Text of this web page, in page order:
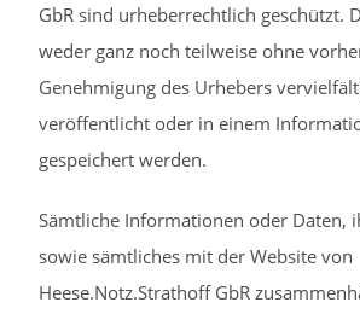
GbR sind urheberrechtlich geschützt.
weder ganz noch teilweise ohne
Genehmigung des Urhebers
veröffentlicht oder in einem
gespeichert werden.
Sämtliche Informationen oder Daten,
sowie sämtliches mit der Website von
Heese.Notz.Strathoff GbR